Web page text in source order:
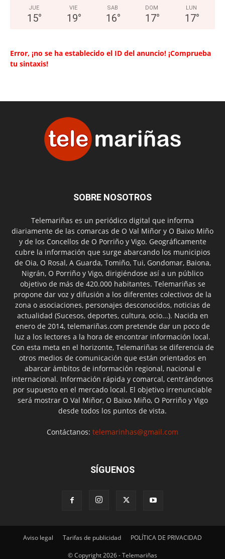
JUE
15°
VIE
19°
SAB
16°
DOM
17°
LUN
17°
Error, ¡no se ha establecido el ID del anuncio! ¡Comprueba
tu sintaxis!
SOBRE NOSOTROS
Telemariñas es un periódico digital que informa
diariamente de las comarcas de O Val Miñor y O Baixo Miño
y de los Concellos de O Porriño y Vigo. Geográficamente
cubre la información que surge abarcando los municipios
de Oia, O Rosal, A Guarda, Tomiño, Tui, Gondomar, Baiona,
Nigrán, O Porriño y Vigo, dirigiéndose así a un público
objetivo de más de 420.000 habitantes. Telemariñas se
propone dar voz y difusión a los diferentes colectivos de la
zona o asociaciones, personajes desconocidos, noticias de
actualidad (Sucesos, deportes, cultura, ocio...). Nacida en
enero de 2014, telemariñas.com pretende dar un poco de
luz a los lectores a la hora de encontrar información local.
Con esta meta en el horizonte, Telemariñas se diferencia de
otros medios de comunicación que están orientados en
abarcar ámbitos de información regional, nacional e
internacional. Información rápida y comarcal, centrándonos
por supuesto en el mercado local. El objetivo irrenunciable
será mostrar O Val Miñor, O Baixo Miño, O Porriño y Vigo
desde todos los puntos de vista.
Contáctanos: telemarinhas@gmail.com
SÍGUENOS
Aviso legal Tarifas de publicidad POLÍTICA DE PRIVACIDAD
© Copyright 2026 - Telemariñas